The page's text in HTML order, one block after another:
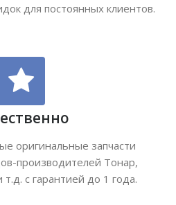
для постоянных клиентов.
оригинальные запчасти
производителей Тонар,
т.д. с гарантией до 1 года.